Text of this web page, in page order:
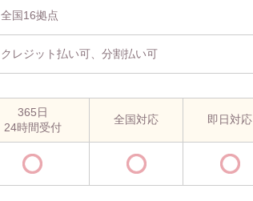
全国16拠点
クレジット払い可、分割払い可
365日
24時間受付
全国対応 即日対応